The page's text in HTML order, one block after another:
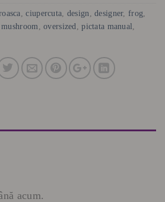
,ciupercuta design ,designer, frog
,mushroom ,oversized ,pictata manual
acum.